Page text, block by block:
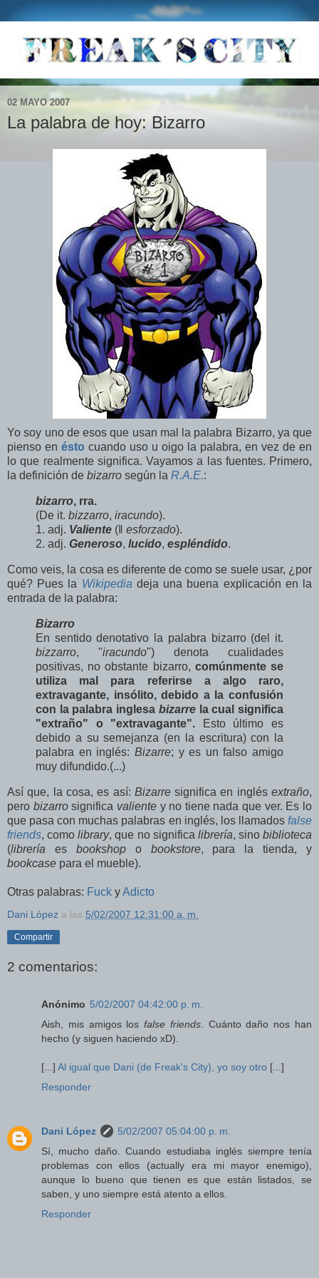
02 MAYO 2007
La palabra de hoy: Bizarro
Yo soy uno de esos que usan mal la palabra Bizarro, ya que
pienso en ésto cuando uso u oigo la palabra, en vez de en
lo que realmente significa. Vayamos a las fuentes. Primero,
la definición de bizarro según la R.A.E.:
bizarro, rra.
(De it. bizzarro, iracundo).
1. adj. Valiente (‖ esforzado).
2. adj. Generoso, lucido, espléndido.
Como veis, la cosa es diferente de como se suele usar, ¿por
qué? Pues la Wikipedia deja una buena explicación en la
entrada de la palabra:
Bizarro
En sentido denotativo la palabra bizarro (del it.
bizzarro, "iracundo") denota cualidades
positivas, no obstante bizarro, comúnmente se
utiliza mal para referirse a algo raro,
extravagante, insólito, debido a la confusión
con la palabra inglesa bizarrela cual significa
"extraño" o "extravagante". Esto último es
debido a su semejanza (en la escritura) con la
palabra en inglés: Bizarre; y es un falso amigo
muy difundido.(...)
Así que, la cosa, es así: Bizarresignifica en inglésextraño,
pero bizarrosignifica valientey no tiene nada que ver. Es lo
que pasa con muchas palabras en inglés, los llamados false
friends, comolibrary, que no significa librería, sino biblioteca
(librería es bookshopo bookstore, para la tienda, y
bookcase para el mueble).
Otras palabras: Fuck yAdicto
Dani López a las 5/02/2007 12:31:00 a. m.
Compartir
2 comentarios:
Anónimo 5/02/2007 04:42:00 p. m.
Aish, mis amigos losfalse friends. Cuánto daño nos han
hecho (y siguen haciendo xD).
[...] Al igual que Dani (de Freak's City), yo soy otro [...]
Responder
Dani López
5/02/2007 05:04:00 p. m.
Sí, mucho daño. Cuando estudiaba inglés siempre tenía
problemas con ellos (actually era mi mayor enemigo),
aunque lo bueno que tienen es que están listados, se
saben, y uno siempre está atento a ellos.
Responder